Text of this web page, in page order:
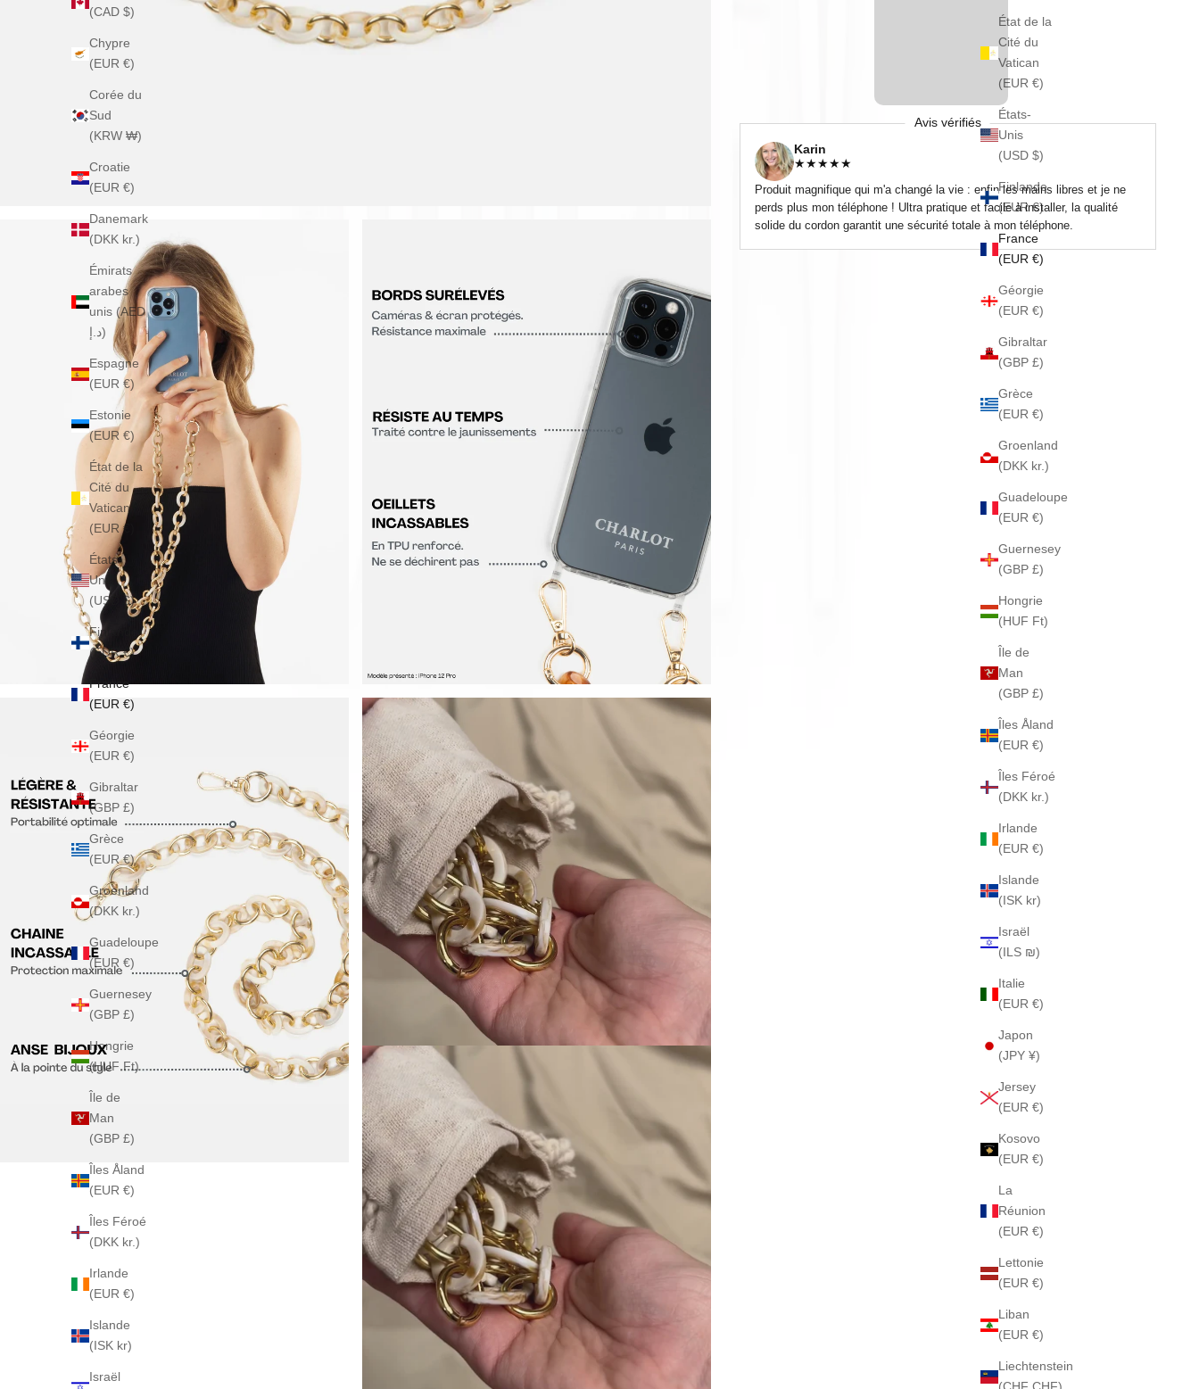
État de la
Cité du
Vatican
(EUR €)
États-
Unis
(USD $)
Finlande
(EUR €)
France
(EUR €)
Géorgie
(EUR €)
Gibraltar
(GBP £)
Grèce
(EUR €)
Groenland
(DKK kr.)
Guadeloupe
(EUR €)
Guernesey
(GBP £)
Hongrie
(HUF Ft)
Île de
Man
(GBP £)
Îles Åland
(EUR €)
Îles Féroé
(DKK kr.)
Irlande
(EUR €)
Islande
(ISK kr)
Israël
(ILS ₪)
Italie
(EUR €)
Japon
(JPY ¥)
Jersey
(EUR €)
Kosovo
(EUR €)
La
Réunion
(EUR €)
Lettonie
(EUR €)
Liban
(EUR €)
Liechtenstein
(CAD $)
Chypre
(EUR €)
Corée du
Sud
(KRW ₩)
Croatie
(EUR €)
Danemark
(DKK kr.)
Émirats
arabes
unis (AED
د.إ)
Espagne
(EUR €)
Estonie
(EUR €)
État de la
Cité du
Vatican
(EUR €)
États-
Unis
(USD $)
Finlande
(EUR €)
France
(EUR €)
Géorgie
(EUR €)
Gibraltar
(GBP £)
Grèce
(EUR €)
Groenland
(DKK kr.)
Guadeloupe
(EUR €)
Guernesey
(GBP £)
Hongrie
(HUF Ft)
Île de
Man
(GBP £)
Îles Åland
(EUR €)
Îles Féroé
(DKK kr.)
Irlande
(EUR €)
Islande
(ISK kr)
Israël
Avis vérifiés
Karin
★★★★★
Produit magnifique qui m'a changé la vie : enfin les mains libres et je ne
perds plus mon téléphone ! Ultra pratique et facile à installer, la qualité
solide du cordon garantit une sécurité totale à mon téléphone.